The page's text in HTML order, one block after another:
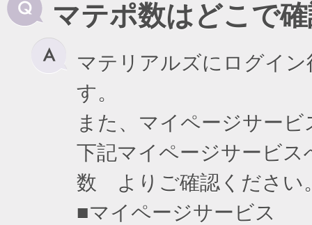
マテポ数はどこで
マテリアルズにログイ
す。
また、マイページサー
下記マイページサービ
数 よりご確認ください
■マイページサービス